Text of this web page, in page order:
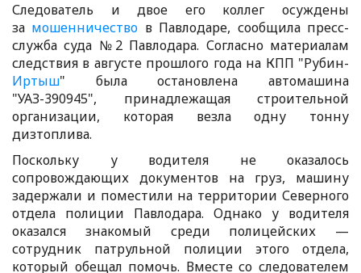
Следователь и двое его коллег осуждены
за мошенничество в Павлодаре, сообщила пресс-
служба суда №2 Павлодара. Согласно материалам
следствия в августе прошлого года на КПП "Рубин-
Иртыш" была остановлена автомашина
"УАЗ-390945", принадлежащая строительной
организации, которая везла одну тонну
дизтоплива.
Поскольку у водителя не оказалось
сопровождающих документов на груз, машину
задержали и поместили на территории Северного
отдела полиции Павлодара. Однако у водителя
оказался знакомый среди полицейских —
сотрудник патрульной полиции этого отдела,
который обещал помочь. Вместе со следователем